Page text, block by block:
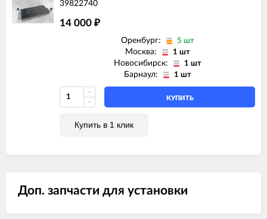
39822740
14 000 ₽
Оренбург: 5 шт
Москва: 1 шт
Новосибирск: 1 шт
Барнаул: 1 шт
КУПИТЬ
Купить в 1 клик
Доп. запчасти для установки